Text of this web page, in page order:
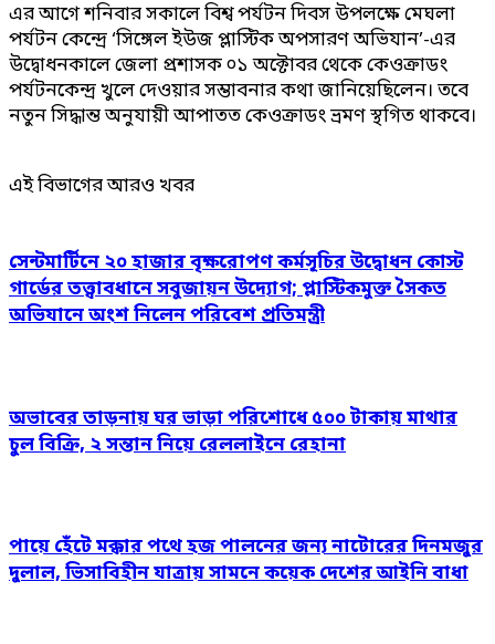
এর আগে শনিবার সকালে বিশ্ব পর্যটন দিবস উপলক্ষে মেঘলা
পর্যটন কেন্দ্রে ‘সিঙ্গেল ইউজ প্লাস্টিক অপসারণ অভিযান’-এর
উদ্বোধনকালে জেলা প্রশাসক ০১ অক্টোবর থেকে কেওক্রাডং
পর্যটনকেন্দ্র খুলে দেওয়ার সম্ভাবনার কথা জানিয়েছিলেন। তবে
নতুন সিদ্ধান্ত অনুযায়ী আপাতত কেওক্রাডং ভ্রমণ স্থগিত থাকবে।
এই বিভাগের আরও খবর
সেন্টমার্টিনে ২০ হাজার বৃক্ষরোপণ কর্মসূচির উদ্বোধন কোস্ট
গার্ডের তত্ত্বাবধানে সবুজায়ন উদ্যোগ; প্লাস্টিকমুক্ত সৈকত
অভিযানে অংশ নিলেন পরিবেশ প্রতিমন্ত্রী
অভাবের তাড়নায় ঘর ভাড়া পরিশোধে ৫০০ টাকায় মাথার
চুল বিক্রি, ২ সন্তান নিয়ে রেললাইনে রেহানা
পায়ে হেঁটে মক্কার পথে হজ পালনের জন্য নাটোরের দিনমজুর
দুলাল, ভিসাবিহীন যাত্রায় সামনে কয়েক দেশের আইনি বাধা